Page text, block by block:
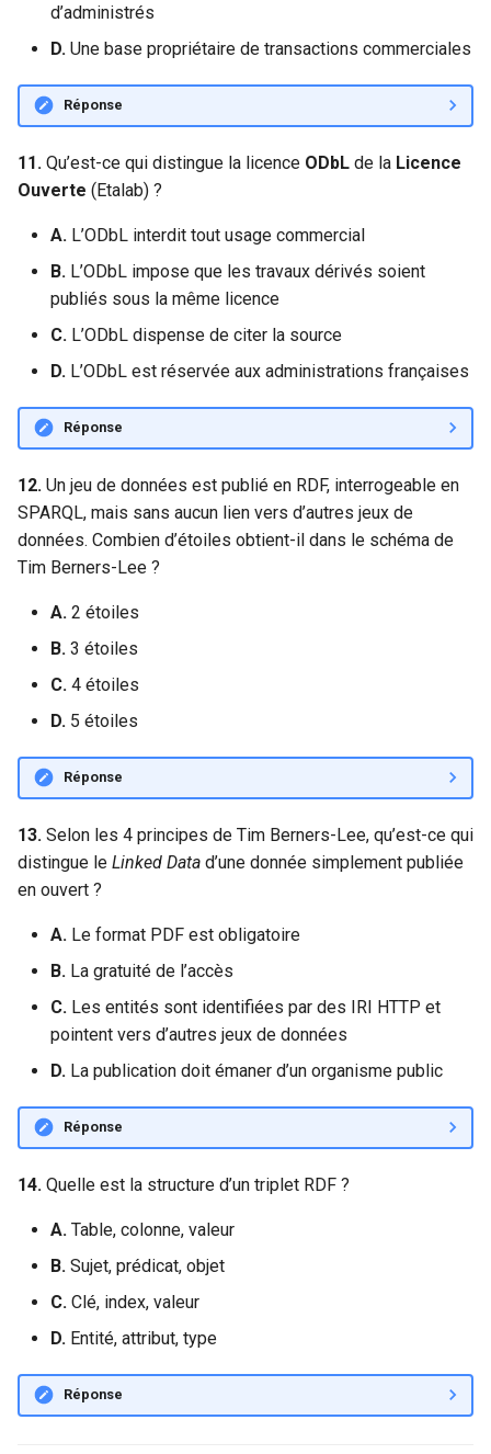
d’administrés
D. Une base propriétaire de transactions commerciales
Réponse
11. Qu’est-ce qui distingue la licence ODbL de la Licence
Ouverte (Etalab) ?
A. L’ODbL interdit tout usage commercial
B. L’ODbL impose que les travaux dérivés soient
publiés sous la même licence
C. L’ODbL dispense de citer la source
D. L’ODbL est réservée aux administrations françaises
Réponse
12. Un jeu de données est publié en RDF, interrogeable en
SPARQL, mais sans aucun lien vers d’autres jeux de
données. Combien d’étoiles obtient-il dans le schéma de
Tim Berners-Lee ?
A. 2 étoiles
B. 3 étoiles
C. 4 étoiles
D. 5 étoiles
Réponse
13. Selon les 4 principes de Tim Berners-Lee, qu’est-ce qui
distingue le Linked Data d’une donnée simplement publiée
en ouvert ?
A. Le format PDF est obligatoire
B. La gratuité de l’accès
C. Les entités sont identifiées par des IRI HTTP et
pointent vers d’autres jeux de données
D. La publication doit émaner d’un organisme public
Réponse
14. Quelle est la structure d’un triplet RDF ?
A. Table, colonne, valeur
B. Sujet, prédicat, objet
C. Clé, index, valeur
D. Entité, attribut, type
Réponse